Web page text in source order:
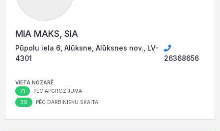
MIA MAKS, SIA
Pūpolu iela 6, Alūksne, Alūksnes nov., LV-
4301
26368656
VIETA NOZARĒ
71 PĒC APGROZĪJUMA
39 PĒC DARBINIEKU SKAITA